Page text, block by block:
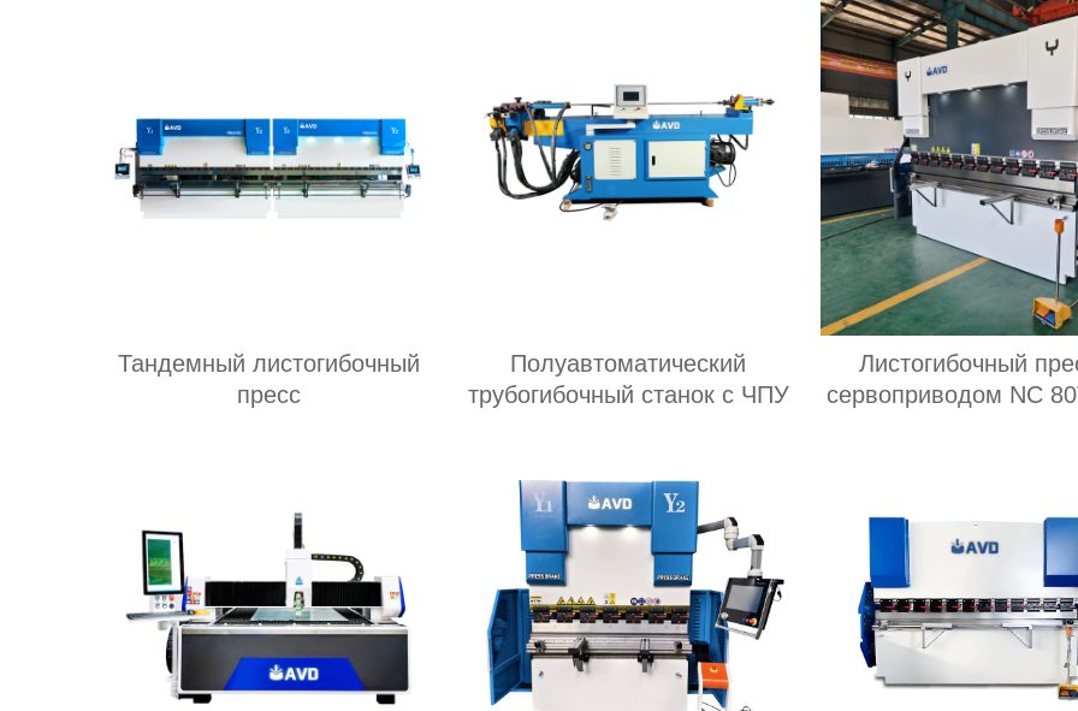
Тандемный листогибочный
пресс
Полуавтоматический
трубогибочный станок с ЧПУ
Листогибочный
сервоприводом NC